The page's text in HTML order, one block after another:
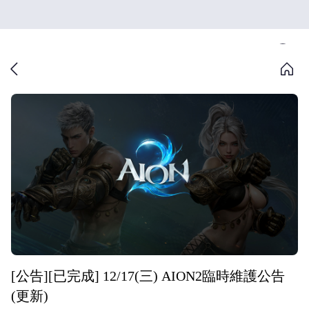
[公告][已完成] 12/17(三) AION2臨時維護公告
(更新)